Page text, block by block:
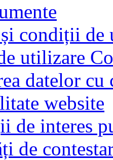
condiții de
utilizare
datelor cu
website
de interes
de